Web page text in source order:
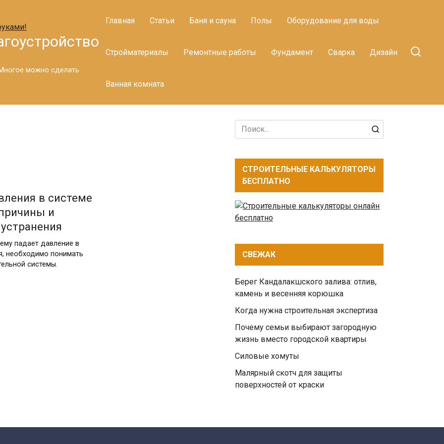
Многое можно сделать
Главная Статьи Баня и сауна Полы Оборудование для воды
Стройматериалы Ремонтные работы Фундамент Сварка Дизайн
Ванная комната
в системе
и
падает давление в
необходимо понимать
системы.
Search
for:
СТРОИТЕЛЬНЫЕ КАЛЬКУЛЯТОРЫ
БЕСПЛАТНО
СВЕЖАК
Берег Кандалакшского залива: отлив,
камень и весенняя корюшка
Когда нужна строительная экспертиза
Почему семьи выбирают загородную
жизнь вместо городской квартиры
Силовые хомуты
Малярный скотч для защиты
поверхностей от краски